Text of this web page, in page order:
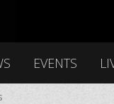
EVENTS